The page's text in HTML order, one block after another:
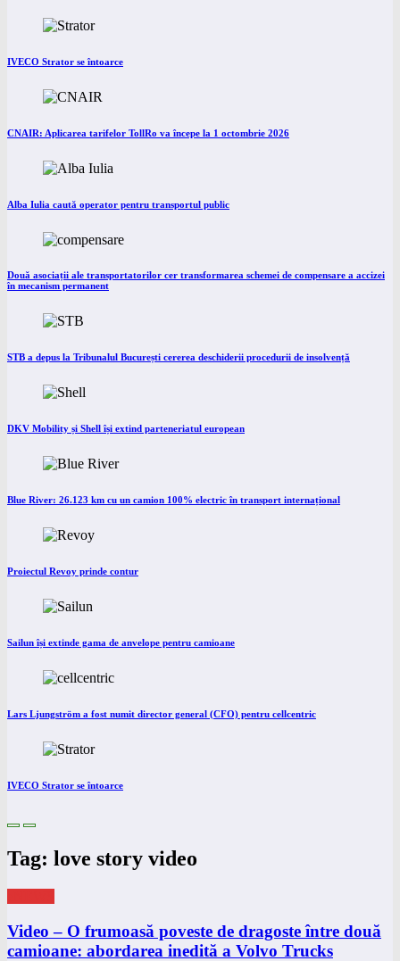
IVECO Strator se întoarce
CNAIR: Aplicarea tarifelor TollRo va începe la 1 octombrie 2026
Alba Iulia caută operator pentru transportul public
Două asociații ale transportatorilor cer transformarea schemei de compensare a accizei
în mecanism permanent
STB a depus la Tribunalul București cererea deschiderii procedurii de insolvență
DKV Mobility și Shell își extind parteneriatul european
Blue River: 26.123 km cu un camion 100% electric în transport internațional
Proiectul Revoy prinde contur
Sailun își extinde gama de anvelope pentru camioane
Lars Ljungström a fost numit director general (CFO) pentru cellcentric
IVECO Strator se întoarce
Tag: love story video
Video – O frumoasă poveste de dragoste între două
camioane: abordarea inedită a Volvo Trucks